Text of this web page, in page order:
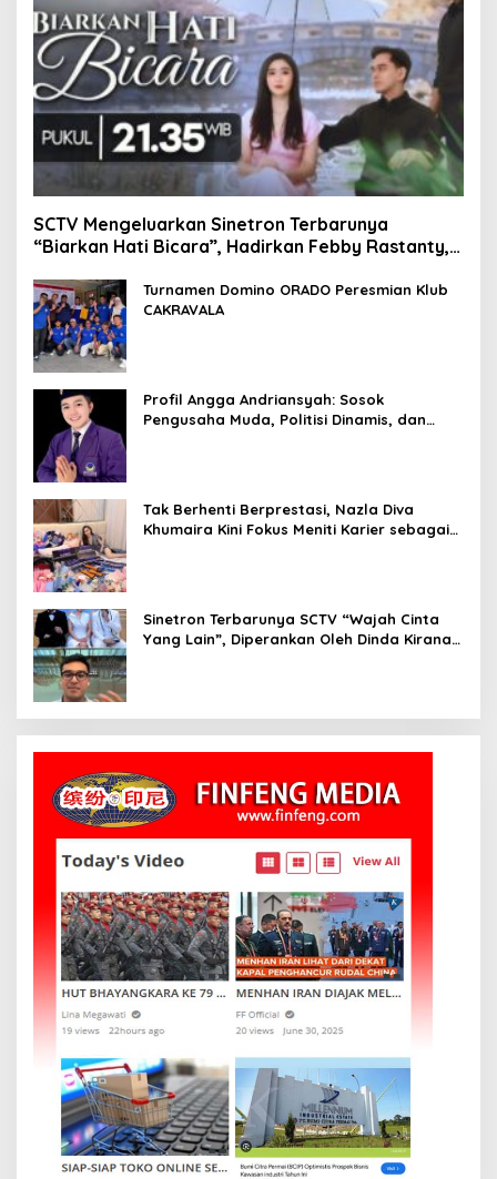
SCTV Mengeluarkan Sinetron Terbarunya
“Biarkan Hati Bicara”, Hadirkan Febby Rastanty,
Turnamen Domino ORADO Peresmian Klub
CAKRAVALA
Profil Angga Andriansyah: Sosok
Pengusaha Muda, Politisi Dinamis, dan
Tak Berhenti Berprestasi, Nazla Diva
Khumaira Kini Fokus Meniti Karier sebagai
Sinetron Terbarunya SCTV “Wajah Cinta
Yang Lain”, Diperankan Oleh Dinda Kirana,